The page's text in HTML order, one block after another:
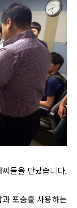
들을 만났습니다.
포승줄 사용하는